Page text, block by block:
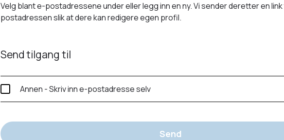
Velg blant e-postadressene under eller legg inn en ny. Vi sender deretter en
postadressen slik at dere kan redigere egen profil.
Send tilgang til
Annen - Skriv inn e-postadresse selv
Send